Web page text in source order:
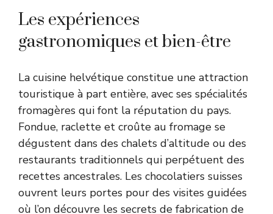
Les expériences
gastronomiques et bien-être
La cuisine helvétique constitue une attraction
touristique à part entière, avec ses spécialités
fromagères qui font la réputation du pays.
Fondue, raclette et croûte au fromage se
dégustent dans des chalets d’altitude ou des
restaurants traditionnels qui perpétuent des
recettes ancestrales. Les chocolatiers suisses
ouvrent leurs portes pour des visites guidées
où l’on découvre les secrets de fabrication de